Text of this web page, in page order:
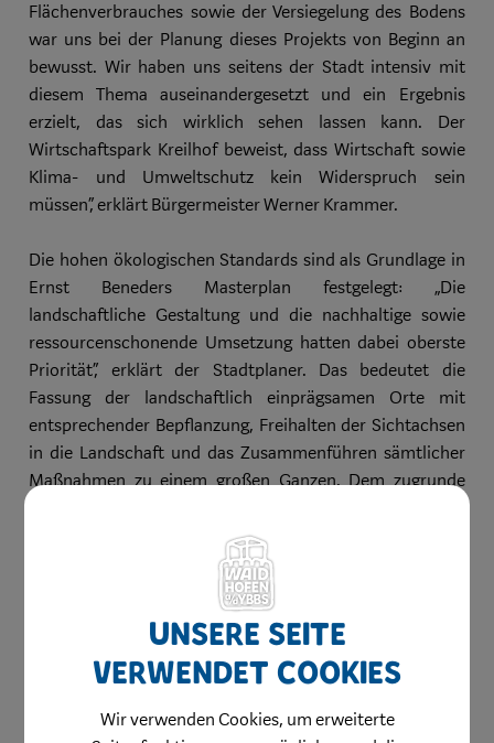
Flächenverbrauches sowie der Versiegelung des Bodens
war uns bei der Planung dieses Projekts von Beginn an
bewusst. Wir haben uns seitens der Stadt intensiv mit
diesem Thema auseinandergesetzt und ein Ergebnis
erzielt, das sich wirklich sehen lassen kann. Der
Wirtschaftspark Kreilhof beweist, dass Wirtschaft sowie
Klima- und Umweltschutz kein Widerspruch sein
müssen“, erklärt Bürgermeister Werner Krammer.
Die hohen ökologischen Standards sind als Grundlage in
Ernst Beneders Masterplan festgelegt: „Die
landschaftliche Gestaltung und die nachhaltige sowie
ressourcenschonende Umsetzung hatten dabei oberste
Priorität“, erklärt der Stadtplaner. Das bedeutet die
Fassung der landschaftlich einprägsamen Orte mit
entsprechender Bepflanzung, Freihalten der Sichtachsen
in die Landschaft und das Zusammenführen sämtlicher
Maßnahmen zu einem großen Ganzen. Dem zugrunde
Energieeinsatz und ökologisch schonender
Vorgehensweise. Das Projekt wird seitens der „ecoplus“
Wirtschaftsagentur des Landes NÖ als Paradebeispiel in
deren Leitfaden für künftige Betriebsentwicklungsgebiete
Meter Gehwege, die nicht asphaltiert, sondern mit einer
Unsere Seite
verwendet Cookies
Wir verwenden Cookies, um erweiterte